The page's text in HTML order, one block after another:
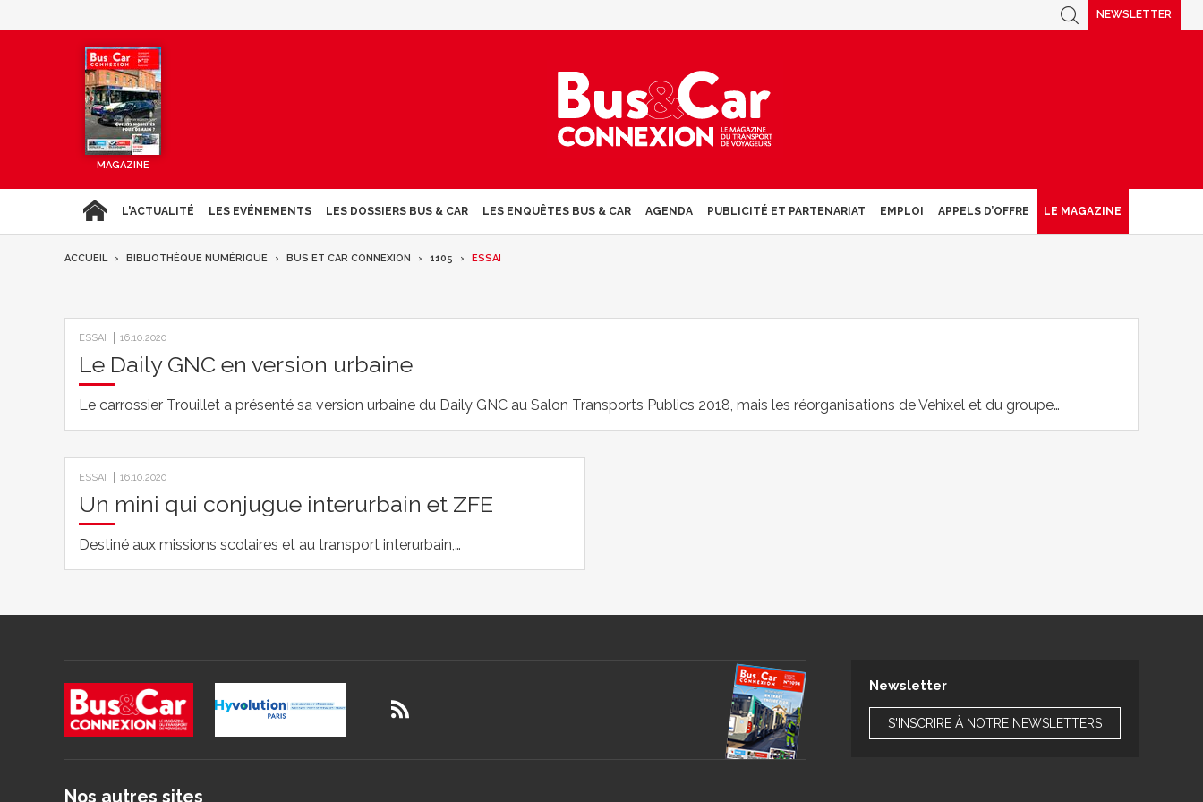
NEWSLETTER
MAGAZINE
L'ACTUALITÉ LES EVÉNEMENTS LES DOSSIERS BUS & CAR LES ENQUÊTES BUS & CAR AGENDA PUBLICITÉ ET PARTENARIAT EMPLOI APPELS D’OFFRE LE MAGAZINE
ACCUEIL BIBLIOTHÈQUE NUMÉRIQUE BUS ET CAR CONNEXION 1105 ESSAI
ESSAI 16.10.2020
Le Daily GNC en version urbaine
Le carrossier Trouillet a présenté sa version urbaine du Daily GNC au Salon Transports Publics 2018, mais les réorganisations de Vehixel et du groupe…
ESSAI 16.10.2020
Un mini qui conjugue interurbain et ZFE
Destiné aux missions scolaires et au transport interurbain,…
Nos autres sites
Newsletter
S'INSCRIRE À NOTRE NEWSLETTERS